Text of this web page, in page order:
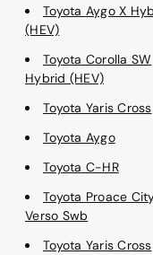
Toyota Aygo X
(HEV)
Toyota Corolla SW
Hybrid (HEV)
Toyota Yaris Cross
Toyota Aygo
Toyota C-HR
Toyota Proace
Verso Swb
Toyota Yaris Cross